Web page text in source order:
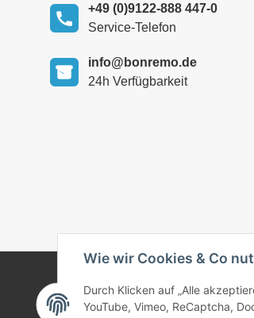
+49 (0)9122-888 447-0
Service-Telefon
info@bonremo.de
24h Verfügbarkeit
© 2025 bonremo.de. Alle Rechte
Wie wir Cookies & Co
Durch Klicken auf „Alle
YouTube, Vimeo, ReCaptcha,